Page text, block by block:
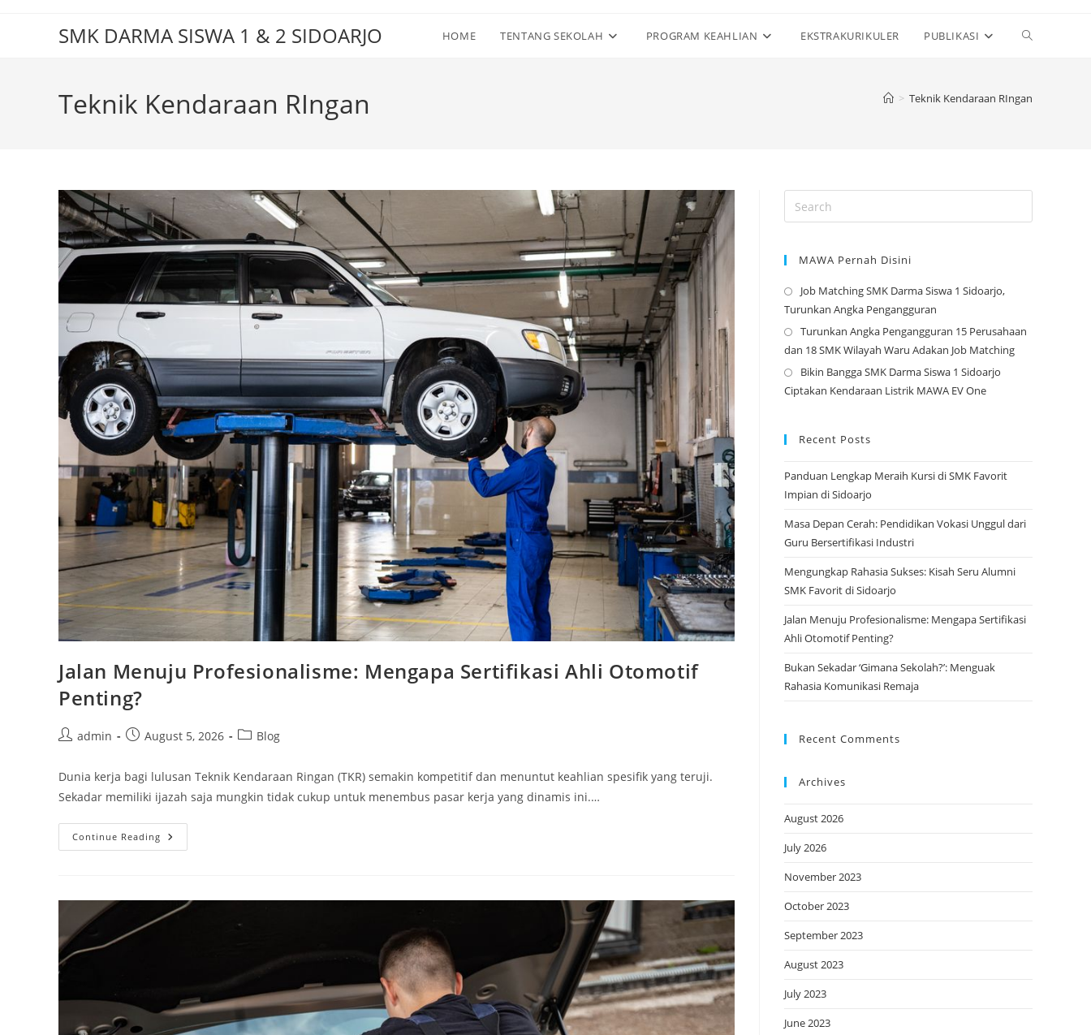
SMK DARMA SISWA 1 & 2 SIDOARJO HOME TENTANG SEKOLAH PROGRAM KEAHLIAN EKSTRAKURIKULER PUBLIKASI Toggle
Teknik Kendaraan RIngan > Teknik Kendaraan RIngan
Jalan Menuju Profesionalisme: Mengapa Sertifikasi Ahli Otomotif
Penting?
Postadmin
PostAugust 5, 2026
PostBlog
Dunia kerja bagi lulusan Teknik Kendaraan Ringan (TKR) semakin kompetitif dan menuntut keahlian spesifik yang teruji.
Sekadar memiliki ijazah saja mungkin tidak cukup untuk menembus pasar kerja yang dinamis ini.…
Continue Reading Jalan
Menuju
Otomotif
Penting?
MAWA Pernah Disini
Job Matching SMK Darma Siswa 1 Sidoarjo,
Turunkan Angka Pengangguran
Turunkan Angka Pengangguran 15 Perusahaan
dan 18 SMK Wilayah Waru Adakan Job Matching
Bikin Bangga SMK Darma Siswa 1 Sidoarjo
Ciptakan Kendaraan Listrik MAWA EV One
Recent Posts
Panduan Lengkap Meraih Kursi di SMK Favorit
Impian di Sidoarjo
Masa Depan Cerah: Pendidikan Vokasi Unggul dari
Guru Bersertifikasi Industri
Mengungkap Rahasia Sukses: Kisah Seru Alumni
SMK Favorit di Sidoarjo
Jalan Menuju Profesionalisme: Mengapa Sertifikasi
Ahli Otomotif Penting?
Bukan Sekadar ‘Gimana Sekolah?’: Menguak
Rahasia Komunikasi Remaja
Recent Comments
Archives
August 2026
July 2026
November 2023
October 2023
September 2023
August 2023
July 2023
June 2023